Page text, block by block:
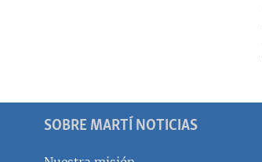
SOBRE MARTÍ NOTICIAS